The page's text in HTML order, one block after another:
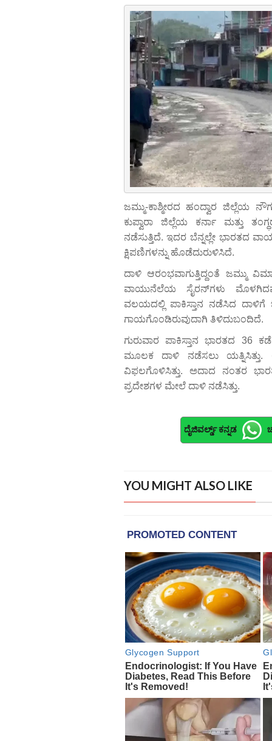
ಜಮ್ಮು-ಕಾಶ್ಮೀರದ ಹಂದ್ವಾರ
ಕುಪ್ವಾರಾ ಜಿಲ್ಲೆಯ ಕರ್ನಾ ಮತ್ತು
ನಡೆಸುತ್ತಿದೆ. ಇದರ ಬೆನ್ನಲ್ಲೇ ಭಾರತದ
ಕ್ಷಿಪಣಿಗಳನ್ನು ಹೊಡೆದುರುಳಿಸಿದೆ.
ದಾಳಿ ಆರಂಭವಾಗುತ್ತಿದ್ದಂತೆ ಜಮ್ಮು
ವಾಯುನೆಲೆಯ ಸೈರನ್‌ಗಳು
ವಲಯದಲ್ಲಿ ಪಾಕಿಸ್ತಾನ ನಡೆಸಿದ ದಾಳಿಗೆ
ಗಾಯಗೊಂಡಿರುವುದಾಗಿ ತಿಳಿದುಬಂದಿದೆ.
ಗುರುವಾರ ಪಾಕಿಸ್ತಾನ ಭಾರತದ 36
ಮೂಲಕ ದಾಳಿ ನಡೆಸಲು
ವಿಫಲಗೊಳಿಸಿತ್ತು. ಅದಾದ ನಂತರ
ಪ್ರದೇಶಗಳ ಮೇಲೆ ದಾಳಿ ನಡೆಸಿತ್ತು.
ದೈಜಿವರ್ಲ್ಡ್ ಕನ್ನಡ
YOU MIGHT ALSO LIKE